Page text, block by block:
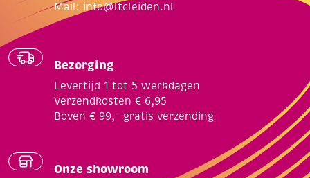
Mail: info@ltcleiden.nl
Bezorging
Levertijd 1 tot 5 werkdagen
Verzendkosten € 6,95
Boven € 99,- gratis verzending
Onze showroom